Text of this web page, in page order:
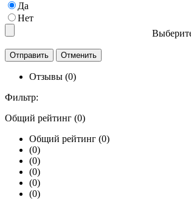
Да
Нет
Отзывы (0)
Фильтр:
Общий рейтинг (0)
Общий рейтинг (0)
(0)
(0)
(0)
(0)
(0)